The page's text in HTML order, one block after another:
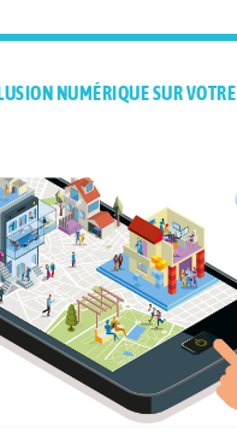
NUMÉRIQUE SUR VOTRE